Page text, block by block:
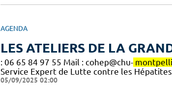
AGENDA
LES ATELIERS DE LA
: 06 65 84 97 55 Mail : cohep@chu-
Service Expert de Lutte contre les
05/09/2025 02:00